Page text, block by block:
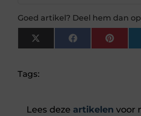
Goed artikel? Deel hem dan
X
(Twitter)
Facebook
Tags:
Lees deze artikelen voor